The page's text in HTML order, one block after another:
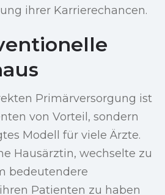
ihrer Karrierechancen.
Primärversorgung ist
von Vorteil, sondern
Modell für viele Ärzte.
Hausärztin, wechselte zu
bedeutendere
Patienten zu haben